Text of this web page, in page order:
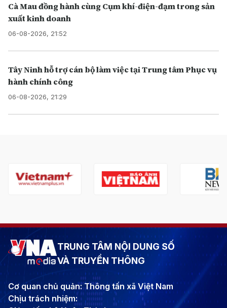
Cà Mau đồng hành cùng Cụm khí-điện-đạm trong sản
xuất kinh doanh
06-08-2026, 21:52
Tây Ninh hỗ trợ cán bộ làm việc tại Trung tâm Phục vụ
hành chính công
06-08-2026, 21:29
TRUNG TÂM NỘI DUNG SỐ
VÀ TRUYỀN THÔNG
Cơ quan chủ quản: Thông tấn xã Việt Nam
Chịu trách nhiệm: